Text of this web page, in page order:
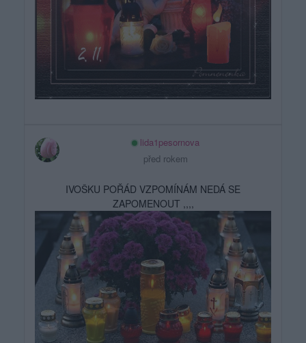
lida1pesornova
před rokem
IVOŠKU POŘÁD VZPOMÍNÁM NEDÁ SE
ZAPOMENOUT ,,,,